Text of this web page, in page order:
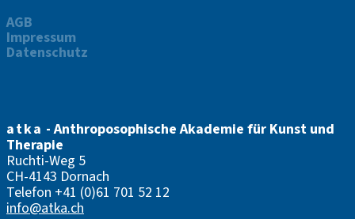
AGB
Impressum
Datenschutz
atka - Anthroposophische Akademie für Kunst und
Therapie
Ruchti-Weg 5
CH-4143 Dornach
Telefon +41 (0)61 701 52 12
info@atka.ch